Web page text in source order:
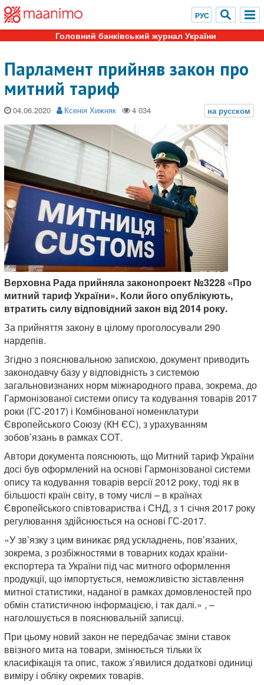
Головний банківський журнал України
Парламент прийняв закон про
митний тариф
04.06.2020 Ксенія Хижняк
Верховна Рада прийняла законопроект №3228 «Про
митний тариф України». Коли його опублікують,
втратить силу відповідний закон від 2014 року.
За прийняття закону в цілому проголосували 290
нардепів.
Згідно з пояснювальною запискою, документ приводить
законодавчу базу у відповідність з системою
загальновизнаних норм міжнародного права, зокрема, до
Гармонізованої системи опису та кодування товарів 2017
роки (ГС-2017) і Комбінованої номенклатури
Європейського Союзу (КН ЄС), з урахуванням
зобов’язань в рамках СОТ.
Автори документа пояснюють, що Митний тариф України
досі був оформлений на основі Гармонізованої системи
опису та кодування товарів версії 2012 року, тоді як в
більшості країн світу, в тому числі – в країнах
Європейського співтовариства і СНД, з 1 січня 2017 року
регулювання здійснюється на основі ГС-2017.
«У зв’язку з цим виникає ряд ускладнень, пов’язаних,
зокрема, з розбіжностями в товарних кодах країни-
експортера та України під час митного оформлення
продукції, що імпортується, неможливістю зіставлення
митної статистики, наданої в рамках домовленостей про
обмін статистичною інформацією, і так далі.» , –
наголошується в пояснювальній записці.
При цьому новий закон не передбачає зміни ставок
ввізного мита на товари, змінюється тільки їх
класифікація та опис, також з’явилися додаткові одиниці
виміру і обліку окремих товарів.